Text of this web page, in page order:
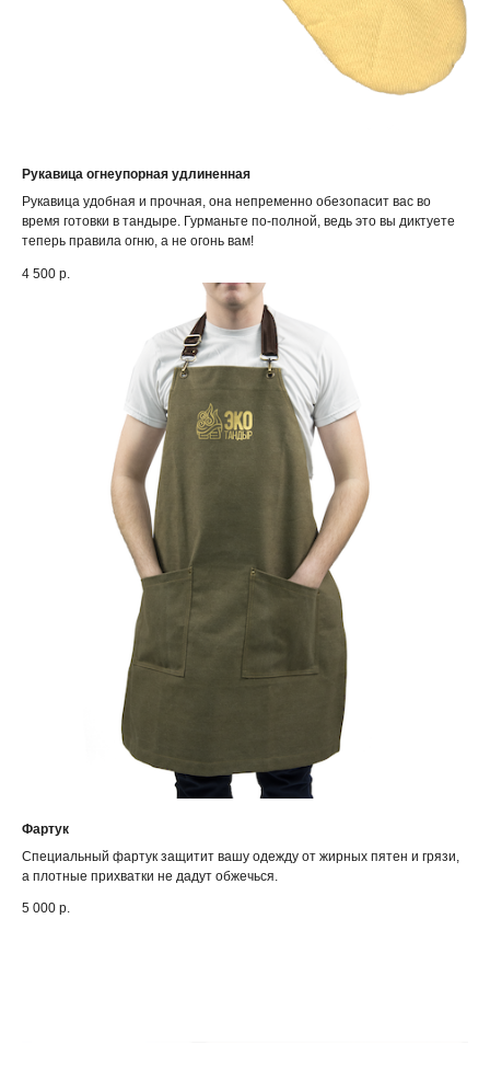
Рукавица огнеупорная удлиненная
Рукавица удобная и прочная, она непременно обезопасит вас во
время готовки в тандыре. Гурманьте по-полной, ведь это вы диктуете
теперь правила огню, а не огонь вам!
4 500 р.
Фартук
Специальный фартук защитит вашу одежду от жирных пятен и грязи,
а плотные прихватки не дадут обжечься.
5 000 р.